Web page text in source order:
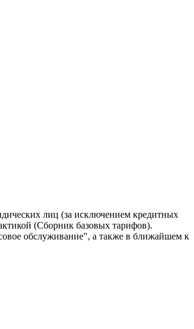
лиц (за исключением кредитных
(Сборник базовых тарифов).
обслуживание", а также в ближайшем к